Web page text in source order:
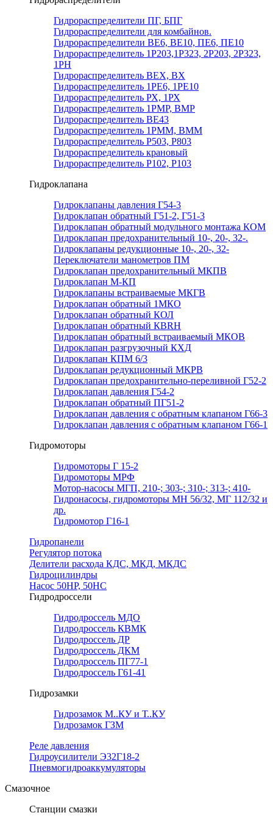
Гидрораспределители ПГ, БПГ
Гидрораспределители для комбайнов.
Гидрораспределители ВЕ6, ВЕ10, ПЕ6, ПЕ10
Гидрораспределитель 1Р203,1Р323, 2Р203, 2Р323,
1РН
Гидрораспределитель ВЕХ, ВХ
Гидрораспределитель 1РЕ6, 1РЕ10
Гидрораспределитель РХ, 1РХ
Гидрораспределитель 1РМР, ВМР
Гидрораспределитель ВЕ43
Гидрораспределитель 1РММ, ВММ
Гидрораспределитель Р503, Р803
Гидрораспределитель крановый
Гидрораспределитель Р102, Р103
Гидроклапана
Гидроклапаны давления Г54-3
Гидроклапан обратный Г51-2, Г51-3
Гидроклапан обратный модульного монтажа КОМ
Гидроклапан предохранительный 10-, 20-, 32-.
Гидроклапаны редукционные 10-, 20-, 32-
Переключатели манометров ПМ
Гидроклапан предохранительный МКПВ
Гидроклапан М-КП
Гидроклапаны встраиваемые МКГВ
Гидроклапан обратный 1МКО
Гидроклапан обратный КОЛ
Гидроклапан обратный КВRН
Гидроклапан обратный встраиваемый МКОВ
Гидроклапан разгрузочный КХД
Гидроклапан КПМ 6/3
Гидроклапан редукционный МКРВ
Гидроклапан предохранительно-переливной Г52-2
Гидроклапан давления Г54-2
Гидроклапан обратный ПГ51-2
Гидроклапан давления с обратным клапаном Г66-3
Гидроклапан давления с обратным клапаном Г66-1
Гидромоторы
Гидромоторы Г 15-2
Гидромоторы МРФ
Мотор-насосы МГП, 210-; 303-; 310-; 313-; 410-
Гидронасосы, гидромоторы МН 56/32, МГ 112/32 и
др.
Гидромотор Г16-1
Гидропанели
Регулятор потока
Делители расхода КДС, МКД, МКДС
Гидроцилиндры
Насос 50НР, 50НС
Гидродроссели
Гидродроссель МДО
Гидродроссель КВМК
Гидродроссель ДР
Гидродроссель ДКМ
Гидродроссель ПГ77-1
Гидродроссель Г61-41
Гидрозамки
Гидрозамок М..КУ и Т..КУ
Гидрозамок ГЗМ
Реле давления
Гидроусилители Э32Г18-2
Пневмогидроаккумуляторы
Смазочное
Станции смазки